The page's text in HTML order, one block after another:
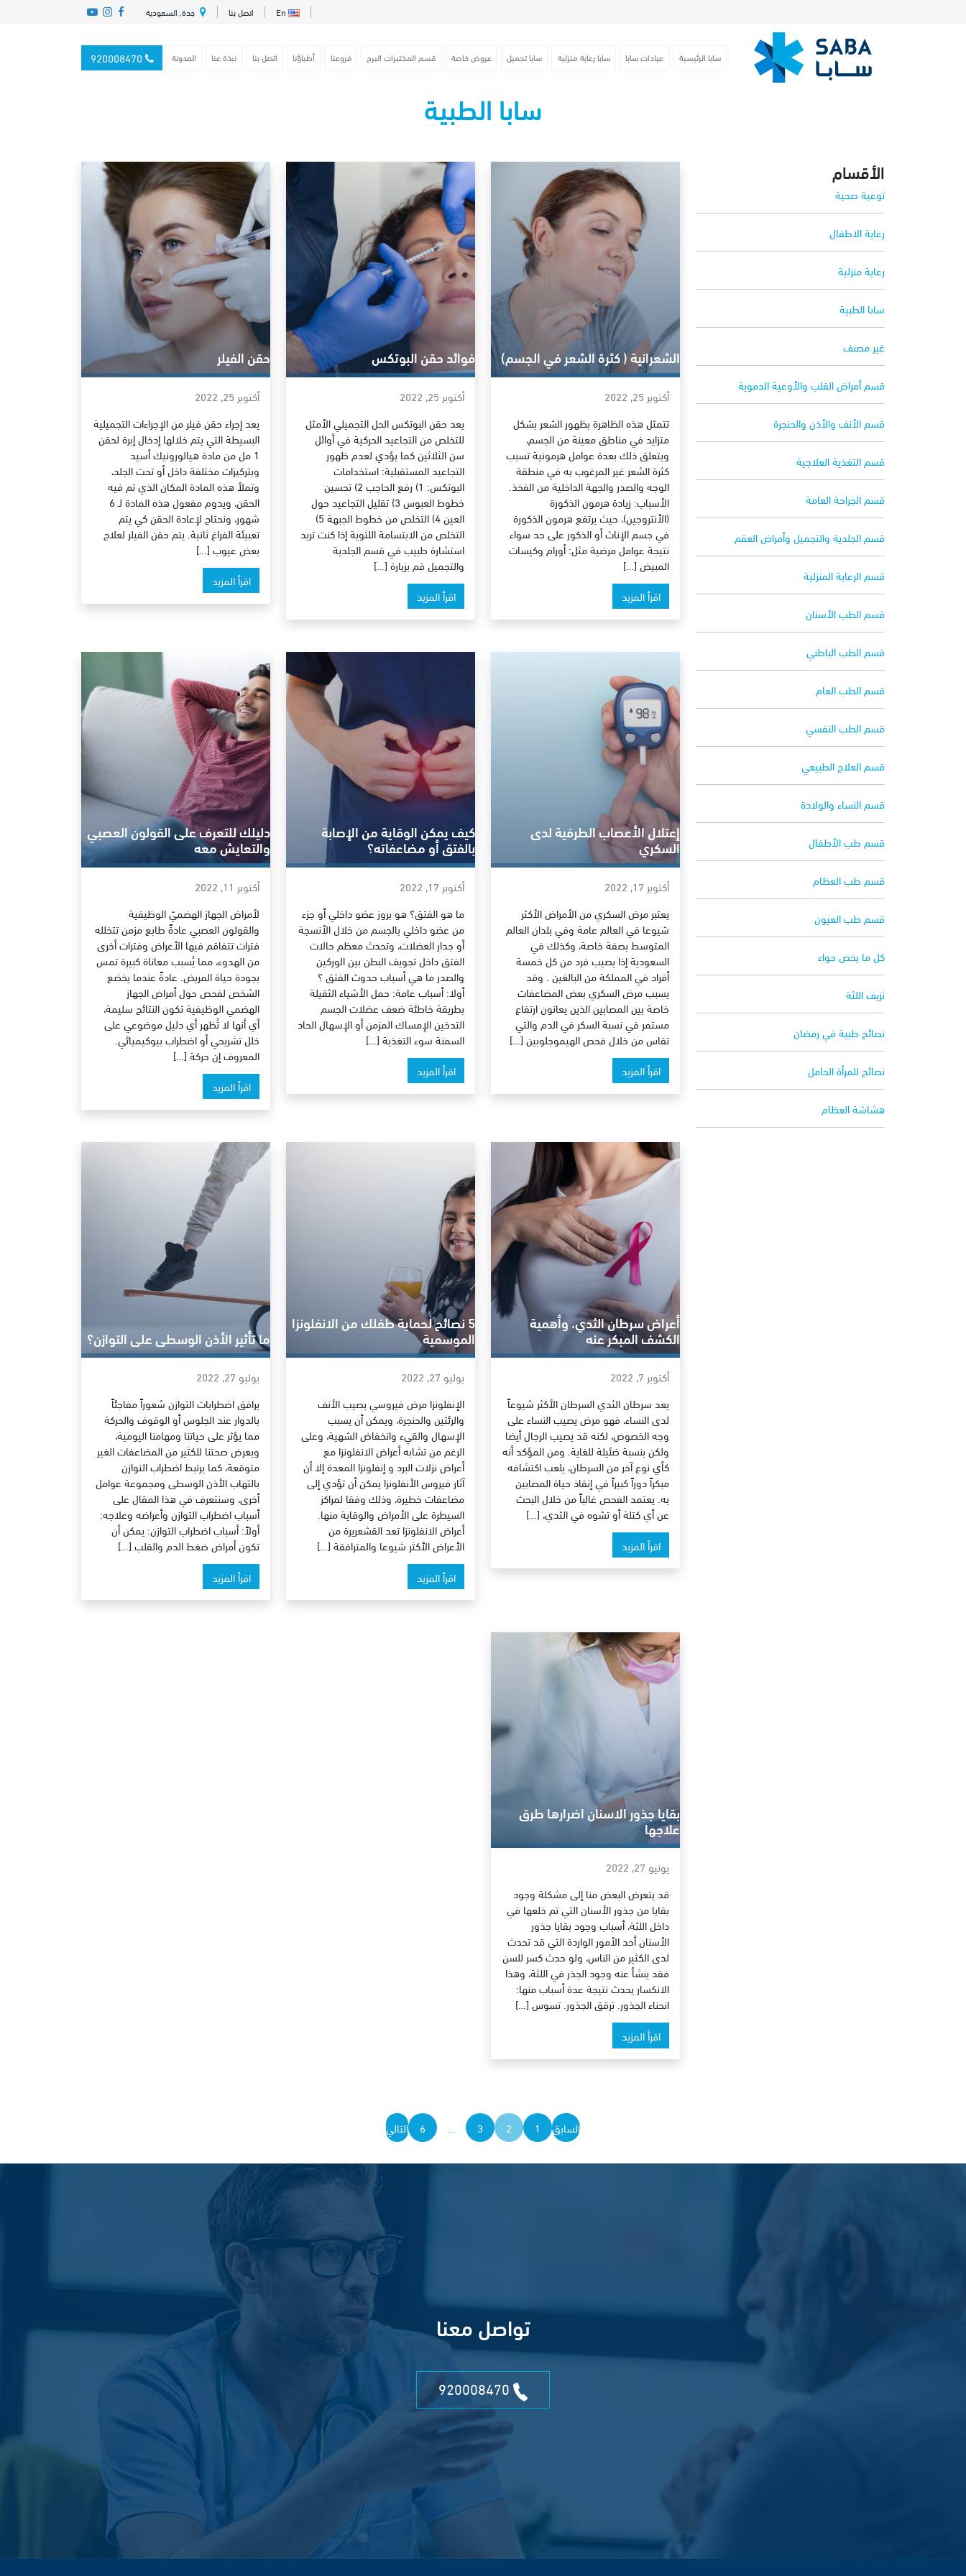
En اتصل بنا جدة, السعودية
سابا الرئيسية عيادات سابا سابا رعاية منزلية سابا تجميل عروض خاصة قسم المختبرات البرج فروعنا أطباؤنا اتصل بنا نبذة عنا المدونة
سابا الطبية
الأقسام
توعية صحية
رعاية الاطفال
رعاية منزلية
سابا الطبية
غير مصنف
قسم أمراض القلب والأوعية الدموية
قسم الأنف والأذن والحنجرة
قسم التغذية العلاجية
قسم الجراحة العامة
قسم الجلدية والتجميل وأمراض العقم
قسم الرعاية المنزلية
قسم الطب الأسنان
قسم الطب الباطني
قسم الطب العام
قسم الطب النفسي
قسم العلاج الطبيعي
قسم النساء والولادة
قسم طب الأطفال
قسم طب العظام
قسم طب العيون
كل ما يخص حواء
نزيف اللثة
نصائح طبية في رمضان
نصائح للمرأة الحامل
هشاشة العظام
الشعرانية ( كثرة الشعر في الجسم)
أكتوبر 25, 2022
تتمثل هذه الظاهرة بظهور الشعر بشكل
متزايد في مناطق معينة من الجسم،
ويتعلق ذلك بعدة عوامل هرمونية تسبب
كثرة الشعر غير المرغوب به في منطقة
الوجه والصدر والجهة الداخلية من الفخذ.
الأسباب: زيادة هرمون الذكورة
(الأنتروجين)، حيث يرتفع هرمون الذكورة
في جسم الإناث أو الذكور على حد سواء
نتيجة عوامل مرضية مثل: أورام وكيسات
المبيض […]
اقرأ المزيد
فوائد حقن البوتكس
أكتوبر 25, 2022
يعد حقن البوتكس الحل التجميلي الأمثل
للتخلص من التجاعيد الحركية في أوائل
سن الثلاثين كما يؤدي لعدم ظهور
التجاعيد المستقبلية: استخدامات
البوتكس: 1) رفع الحاجب 2) تحسين
خطوط العبوس 3) تقليل التجاعيد حول
العين 4) التخلص من خطوط الجبهة 5)
التخلص من الابتسامة اللثوية إذا كنت تريد
استشارة طبيب في قسم الجلدية
والتجميل قم بزيارة […]
اقرأ المزيد
حقن الفيلر
أكتوبر 25, 2022
يعد إجراء حقن فيلر من الإجراءات التجميلية
البسيطة التي يتم خلالها إدخال إبرة لحقن
1 مل من مادة هيالورونيك أسيد
وبتركيزات مختلفة داخل أو تحت الجلد،
وتملأ هذه المادة المكان الذي تم فيه
الحقن، ويدوم مفعول هذه المادة لـ 6
شهور، ونحتاج لإعادة الحقن كي يتم
تعبيئة الفراغ ثانية. يتم حقن الفيلر لعلاج
بعض عيوب […]
اقرأ المزيد
إعتلال الأعصاب الطرفية لدى
السكري
أكتوبر 17, 2022
يعتبر مرض السكري من الأمراض الأكثر
شيوعا في العالم عامة وفي بلدان العالم
المتوسط بصفة خاصة، وكذلك في
السعودية إذا يصيب فرد من كل خمسة
أفراد في المملكة من البالغين . وقد
يسبب مرض السكري بعض المضاعفات
خاصة بين المصابين الذين يعانون ارتفاع
مستمر في نسبة السكر في الدم والتي
تقاس من خلال فحص الهيموجلوبين […]
اقرأ المزيد
كيف يمكن الوقاية من الإصابة
بالفتق أو مضاعفاته؟
أكتوبر 17, 2022
ما هو الفتق؟ هو بروز عضو داخلي أو جزء
من عضو داخلي بالجسم من خلال الأنسجة
أو جدار العضلات، وتحدث معظم حالات
الفتق داخل تجويف البطن بين الوركين
والصدر ما هي أسباب حدوث الفتق ؟
أولا: أسباب عامة: حمل الأشياء الثقيلة
بطريقة خاطئة ضعف عضلات الجسم
التدخين الإمساك المزمن أو الإسهال الحاد
السمنة سوء التغذية […]
اقرأ المزيد
دليلك للتعرف على القولون العصبي
والتعايش معه
أكتوبر 11, 2022
لأمراض الجهاز الهضميّ الوظيفية
والقولون العصبي عادةً طابع مزمن تتخلله
فترات تتفاقم فيها الأعراض وفترات أخرى
من الهدوء، مما يُسبب معاناة كبيرة تمس
بجودة حياة المريض. عادةً عندما يخضع
الشخص لفحص حول أمراض الجهاز
الهضمي الوظيفية تكون النتائج سليمة،
أي أنها لا تُظهر أي دليل موضوعي على
خلل تشريحي أو اضطراب بيوكيميائي.
المعروف إن حركة […]
اقرأ المزيد
أعراض سرطان الثدي، وأهمية
الكشف المبكر عنه
أكتوبر 7, 2022
يعد سرطان الثدي السرطان الأكثر شيوعاً
لدى النساء، فهو مرض يصيب النساء على
وجه الخصوص، لكنه قد يصيب الرجال أيضا
ولكن بنسبة ضئيلة للغاية. ومن المؤكد أنه
كأي نوع آخر من السرطان، يلعب اكتشافه
مبكراً دوراً كبيراً في إنقاذ حياة المصابين
به. يعتمد الفحص غالباً من خلال البحث
عن أي كتلة أو تشوه في الثدي، […]
اقرأ المزيد
5 نصائح لحماية طفلك من الانفلونزا
الموسمية
يوليو 27, 2022
الإنفلونزا مرض فيروسي يصيب الأنف
والرئتين والحنجرة، ويمكن أن يسبب
الإسهال والقيء وانخفاض الشهية، وعلى
الرغم من تشابه أعراض الانفلونزا مع
أعراض نزلات البرد و إنفلونزا المعدة إلا أن
آثار فيروس الأنفلونزا يمكن أن تؤدي إلى
مضاعفات خطيرة، وذلك وفقا لمراكز
السيطرة على الأمراض والوقاية منها.
أعراض الانفلونزا تعد القشعريرة من
الأعراض الأكثر شيوعا والمترافقة […]
اقرأ المزيد
ما تأثير الأذن الوسطى على التوازن؟
يوليو 27, 2022
يرافق اضطرابات التوازن شعوراً مفاجئاً
بالدوار عند الجلوس أو الوقوف والحركة
مما يؤثر على حياتنا ومهامنا اليومية،
ويعرض صحتنا للكثير من المضاعفات الغير
متوقعة، كما يرتبط اضطراب التوازن
بالتهاب الأذن الوسطى ومجموعة عوامل
أخرى، وسنتعرف في هذا المقال على
أسباب اضطراب التوازن وأعراضه وعلاجه:
أولاً: أسباب اضطراب التوازن: يمكن أن
تكون أمراض ضغط الدم والقلب […]
اقرأ المزيد
بقايا جذور الاسنان اضرارها طرق
علاجها
يونيو 27, 2022
قد يتعرض البعض منا إلى مشكلة وجود
بقايا من جذور الأسنان التي تم خلعها في
داخل اللثة، أسباب وجود بقايا جذور
الأسنان أحد الأمور الواردة التي قد تحدث
لدى الكثير من الناس، ولو حدث كسر للسن
فقد ينشأ عنه وجود الجذر في اللثة، وهذا
الانكسار يحدث نتيجة عدة أسباب منها:
انحناء الجذور. ترقق الجذور. تسوس […]
اقرأ المزيد
تعدد
صفحات
السابق 1
2
3
6 التالي
تواصل معنا